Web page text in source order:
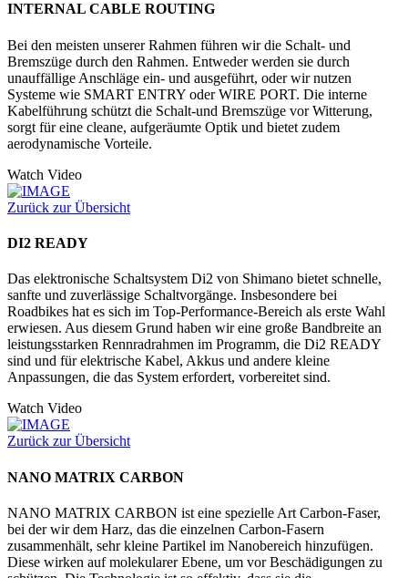
INTERNAL CABLE ROUTING
Bei den meisten unserer Rahmen führen wir die Schalt- und
Bremszüge durch den Rahmen. Entweder werden sie durch
unauffällige Anschläge ein- und ausgeführt, oder wir nutzen
Systeme wie SMART ENTRY oder WIRE PORT. Die interne
Kabelführung schützt die Schalt-und Bremszüge vor Witterung,
sorgt für eine cleane, aufgeräumte Optik und bietet zudem
aerodynamische Vorteile.
Watch Video
Zurück zur Übersicht
DI2 READY
Das elektronische Schaltsystem Di2 von Shimano bietet schnelle,
sanfte und zuverlässige Schaltvorgänge. Insbesondere bei
Roadbikes hat es sich im Top-Performance-Bereich als erste Wahl
erwiesen. Aus diesem Grund haben wir eine große Bandbreite an
leistungsstarken Rennradrahmen im Programm, die Di2 READY
sind und für elektrische Kabel, Akkus und andere kleine
Anpassungen, die das System erfordert, vorbereitet sind.
Watch Video
Zurück zur Übersicht
NANO MATRIX CARBON
NANO MATRIX CARBON ist eine spezielle Art Carbon-Faser,
bei der wir dem Harz, das die einzelnen Carbon-Fasern
zusammenhält, sehr kleine Partikel im Nanobereich hinzufügen.
Diese wirken auf molekularer Ebene, um vor Beschädigungen zu